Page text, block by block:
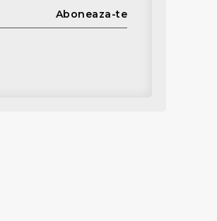
Aboneaza-te